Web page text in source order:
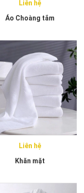
Liên hệ
Áo Choàng tắm
Liên hệ
Khăn mặt